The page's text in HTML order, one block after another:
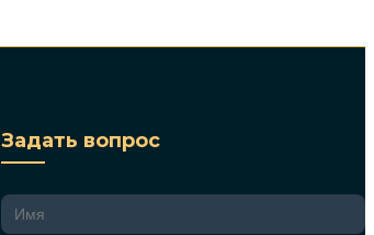
Задать вопрос